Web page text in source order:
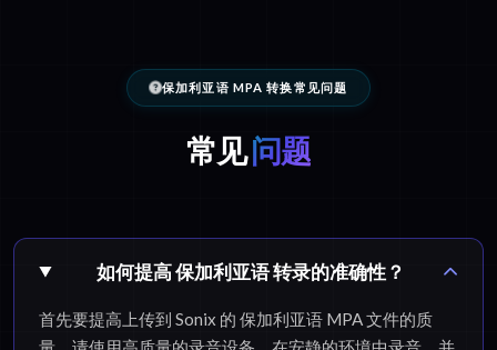
保加利亚语 MPA 转换常见问题
常见问题
如何提高 保加利亚语 转录的准确性？
首先要提高上传到 Sonix 的 保加利亚语 MPA 文件的质